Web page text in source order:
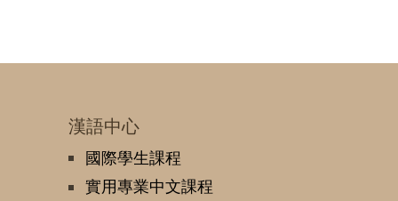
漢語中心
國際學生課程
實用專業中文課程